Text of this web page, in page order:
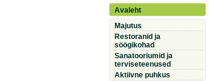
Avaleht
Majutus
Restoranid ja
söögikohad
Sanatooriumid ja
terviseteenused
Aktiivne puhkus